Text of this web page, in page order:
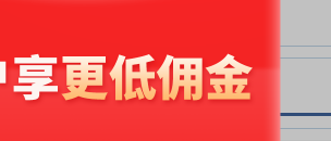
公司2026年第四次临时股东会的
法律意见书